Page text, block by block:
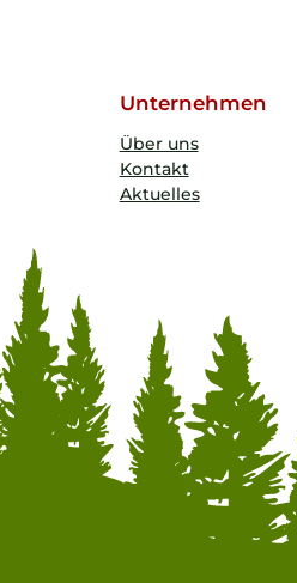
Unternehmen
Über uns
Kontakt
Aktuelles